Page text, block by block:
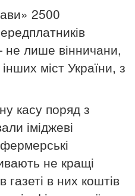
2500
не лише вінничани,
міст України, з
касу поряд з
іміджеві
не кращі
газеті в них коштів